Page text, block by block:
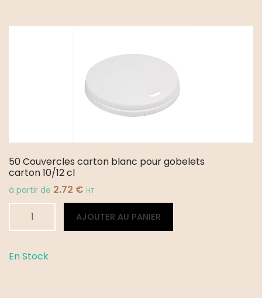
pour
50 Couvercles carton blanc pour gobelets
carton 10/12 cl
à partir de 2.72 € HT
Couvercles
AJOUTER AU PANIER
Alternative:
En Stock